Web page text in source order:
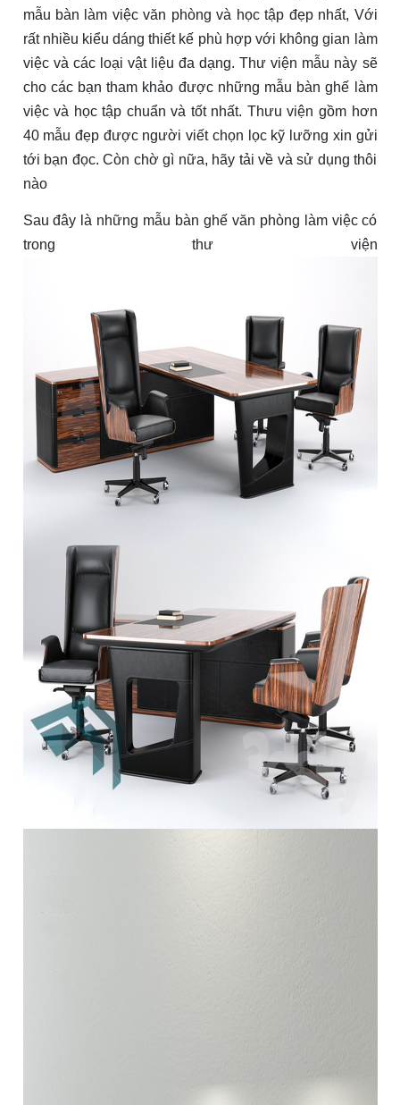
mẫu bàn làm việc văn phòng và học tập đẹp nhất, Với
rất nhiều kiểu dáng thiết kế phù hợp với không gian làm
việc và các loại vật liệu đa dạng. Thư viện mẫu này sẽ
cho các bạn tham khảo được những mẫu bàn ghế làm
việc và học tập chuẩn và tốt nhất. Thưu viện gồm hơn
40 mẫu đẹp được người viết chọn lọc kỹ lưỡng xin gửi
tới bạn đọc. Còn chờ gì nữa, hãy tải về và sử dụng thôi
nào
Sau đây là những mẫu bàn ghế văn phòng làm việc có
trong thư viện